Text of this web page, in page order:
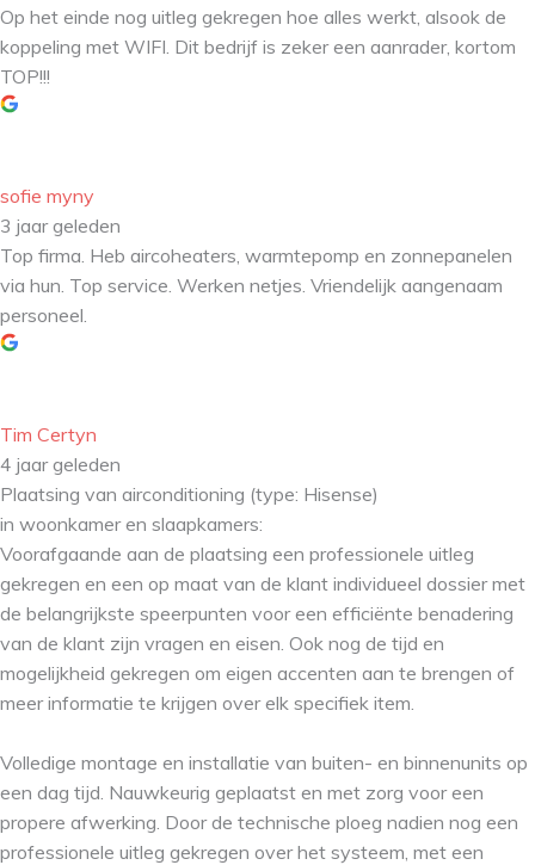
Op het einde nog uitleg gekregen hoe alles werkt, alsook de
koppeling met WIFI. Dit bedrijf is zeker een aanrader, kortom
TOP!!!
sofie myny
3 jaar geleden
Top firma. Heb aircoheaters, warmtepomp en zonnepanelen
via hun. Top service. Werken netjes. Vriendelijk aangenaam
personeel.
Tim Certyn
4 jaar geleden
Plaatsing van airconditioning (type: Hisense)
in woonkamer en slaapkamers:
Voorafgaande aan de plaatsing een professionele uitleg
gekregen en een op maat van de klant individueel dossier met
de belangrijkste speerpunten voor een efficiënte benadering
van de klant zijn vragen en eisen. Ook nog de tijd en
mogelijkheid gekregen om eigen accenten aan te brengen of
meer informatie te krijgen over elk specifiek item.
Volledige montage en installatie van buiten- en binnenunits op
een dag tijd. Nauwkeurig geplaatst en met zorg voor een
propere afwerking. Door de technische ploeg nadien nog een
professionele uitleg gekregen over het systeem, met een